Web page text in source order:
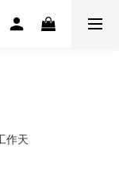
作天